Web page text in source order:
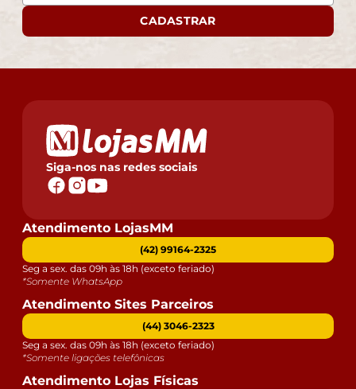
CADASTRAR
Siga-nos nas redes sociais
Atendimento LojasMM
(42) 99164-2325
Seg a sex. das 09h às 18h (exceto feriado)
*Somente WhatsApp
Atendimento Sites Parceiros
(44) 3046-2323
Seg a sex. das 09h às 18h (exceto feriado)
*Somente ligações telefônicas
Atendimento Lojas Físicas